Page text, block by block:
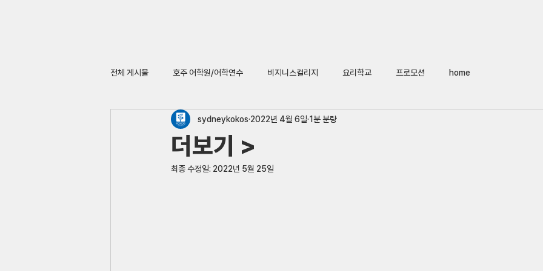
전체 게시물 호주 어학원/어학연수 비지니스컬리지 요리학교 프로모션 home
더보기 >
sydneykokos 2022년 4월 6일 1분 분량
최종 수정일: 2022년 5월 25일